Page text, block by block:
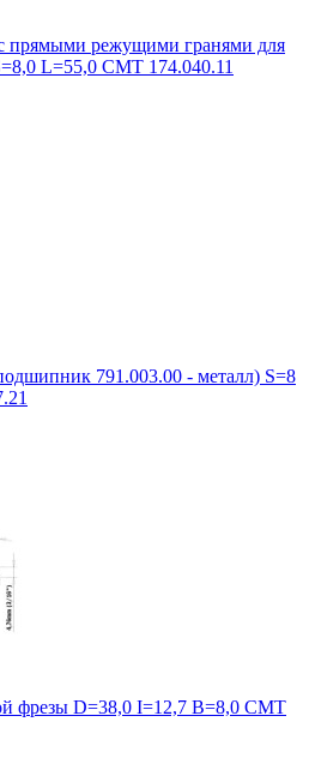
с прямыми режущими гранями для
L=55,0 CMT 174.040.11
791.003.00 - металл) S=8
фрезы D=38,0 I=12,7 B=8,0 CMT